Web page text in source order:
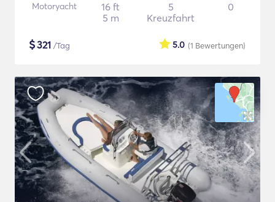
Motoryacht
16 ft
5 m
5
Kreuzfahrt
0
$321 /Tag (1 Bewertungen)
5.0